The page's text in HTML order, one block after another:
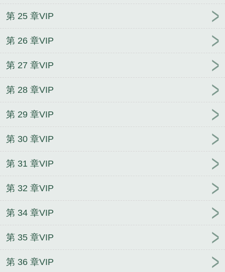
第 25 章VIP
第 26 章VIP
第 27 章VIP
第 28 章VIP
第 29 章VIP
第 30 章VIP
第 31 章VIP
第 32 章VIP
第 34 章VIP
第 35 章VIP
第 36 章VIP